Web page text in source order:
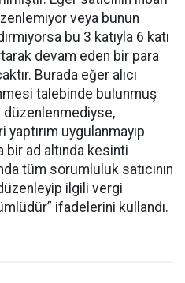
veya bunun
bu 3 katıyla 6 katı
devam eden bir para
Burada eğer alıcı
talebinde bulunmuş
uygulanmayıp
bir ad altında kesinti
tüm sorumluluk satıcının
ilgili vergi
ifadelerini kullandı.